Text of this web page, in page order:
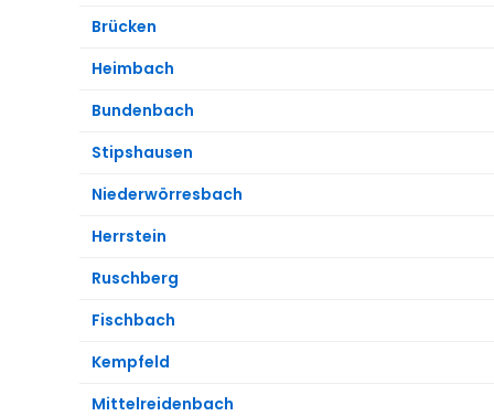
Brücken
Heimbach
Bundenbach
Stipshausen
Niederwörresbach
Herrstein
Ruschberg
Fischbach
Kempfeld
Mittelreidenbach